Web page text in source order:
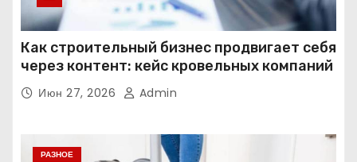
Как строительный бизнес продвигает себя
через контент: кейс кровельных компаний
Июн 27, 2026 Admin
РАЗНОЕ